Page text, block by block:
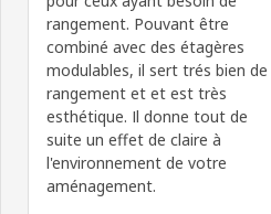
rangement. Pouvant être
combiné avec des étagères
modulables, il sert trés bien de
rangement et et est très
esthétique. Il donne tout de
suite un effet de claire à
l'environnement de votre
aménagement.